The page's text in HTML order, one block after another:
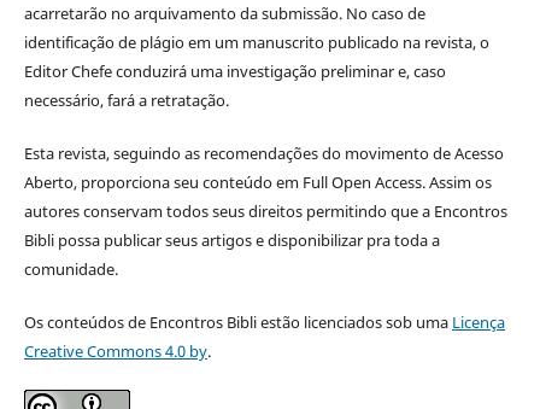
acarretarão no arquivamento da submissão. No caso de
identificação de plágio em um manuscrito publicado na revista, o
Editor Chefe conduzirá uma investigação preliminar e, caso
necessário, fará a retratação.
Esta revista, seguindo as recomendações do movimento de Acesso
Aberto, proporciona seu conteúdo em Full Open Access. Assim os
autores conservam todos seus direitos permitindo que a Encontros
Bibli possa publicar seus artigos e disponibilizar pra toda a
comunidade.
Os conteúdos de Encontros Bibli estão licenciados sob uma Licença
Creative Commons 4.0 by.